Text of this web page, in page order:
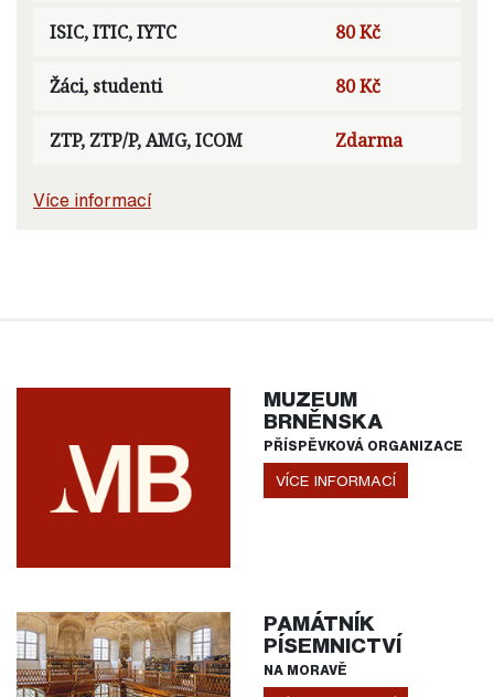
ISIC, ITIC, IYTC 80 Kč
Žáci, studenti 80 Kč
ZTP, ZTP/P, AMG, ICOM Zdarma
Více informací
MUZEUM
BRNĚNSKA
PŘÍSPĚVKOVÁ ORGANIZACE
VÍCE INFORMACÍ
PAMÁTNÍK
PÍSEMNICTVÍ
NA MORAVĚ